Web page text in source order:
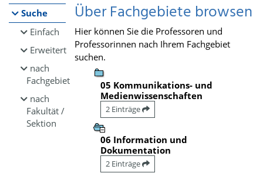
Suche
Einfach
Erweitert
nach
Fachgebiet
nach
Fakultät /
Sektion
Über Fachgebiete browsen
Hier können Sie die Professoren und
Professorinnen nach Ihrem Fachgebiet
suchen.
05 Kommunikations- und
Medienwissenschaften
2 Einträge
06 Information und
Dokumentation
2 Einträge